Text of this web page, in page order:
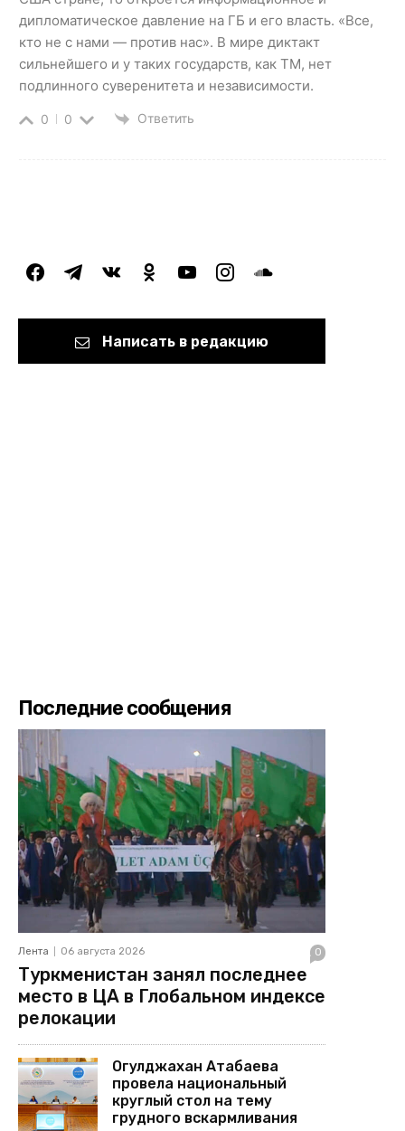
дипломатическое давление на ГБ и его власть. «Все,
кто не с нами — против нас». В мире диктакт
сильнейшего и у таких государств, как ТМ, нет
подлинного суверенитета и независимости.
0 0 Ответить
facebooktelegramvkontakteodnoklassniki
youtubeinstagramsoundcloud
Написать в редакцию
Последние сообщения
Лента 06 августа 2026 0
Туркменистан занял последнее
место в ЦА в Глобальном индексе
релокации
Огулджахан Атабаева
провела национальный
круглый стол на тему
грудного вскармливания